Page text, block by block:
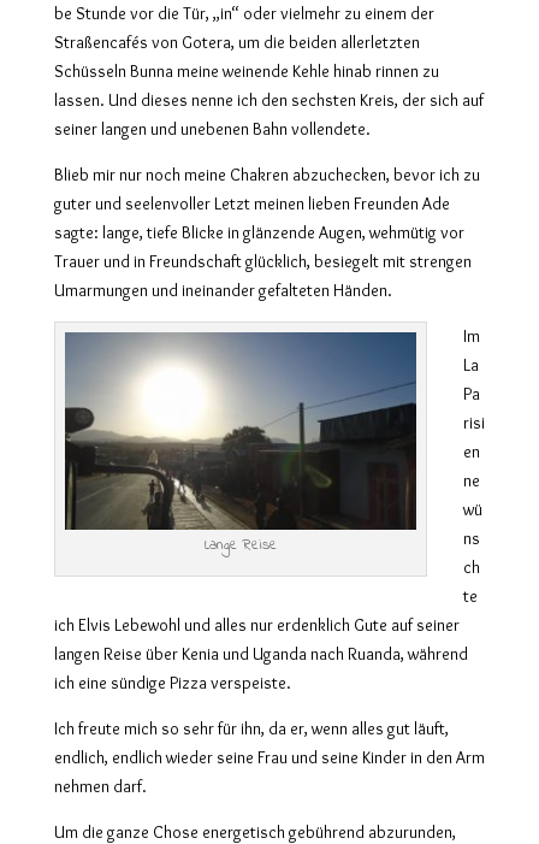
be Stunde vor die Tür, „in“ oder vielmehr zu einem der
Straßencafés von Gotera, um die beiden allerletzten
Schüsseln Bunna meine weinende Kehle hinab rinnen zu
lassen. Und dieses nenne ich den sechsten Kreis, der sich auf
seiner langen und unebenen Bahn vollendete.
Blieb mir nur noch meine Chakren abzuchecken, bevor ich zu
guter und seelenvoller Letzt meinen lieben Freunden Ade
sagte: lange, tiefe Blicke in glänzende Augen, wehmütig vor
Trauer und in Freundschaft glücklich, besiegelt mit strengen
Umarmungen und ineinander gefalteten Händen.
Lange Reise
Im
La
Pa
risi
en
ne
wü
ns
ch
te
ich Elvis Lebewohl und alles nur erdenklich Gute auf seiner
langen Reise über Kenia und Uganda nach Ruanda, während
ich eine sündige Pizza verspeiste.
Ich freute mich so sehr für ihn, da er, wenn alles gut läuft,
endlich, endlich wieder seine Frau und seine Kinder in den Arm
nehmen darf.
Um die ganze Chose energetisch gebührend abzurunden,